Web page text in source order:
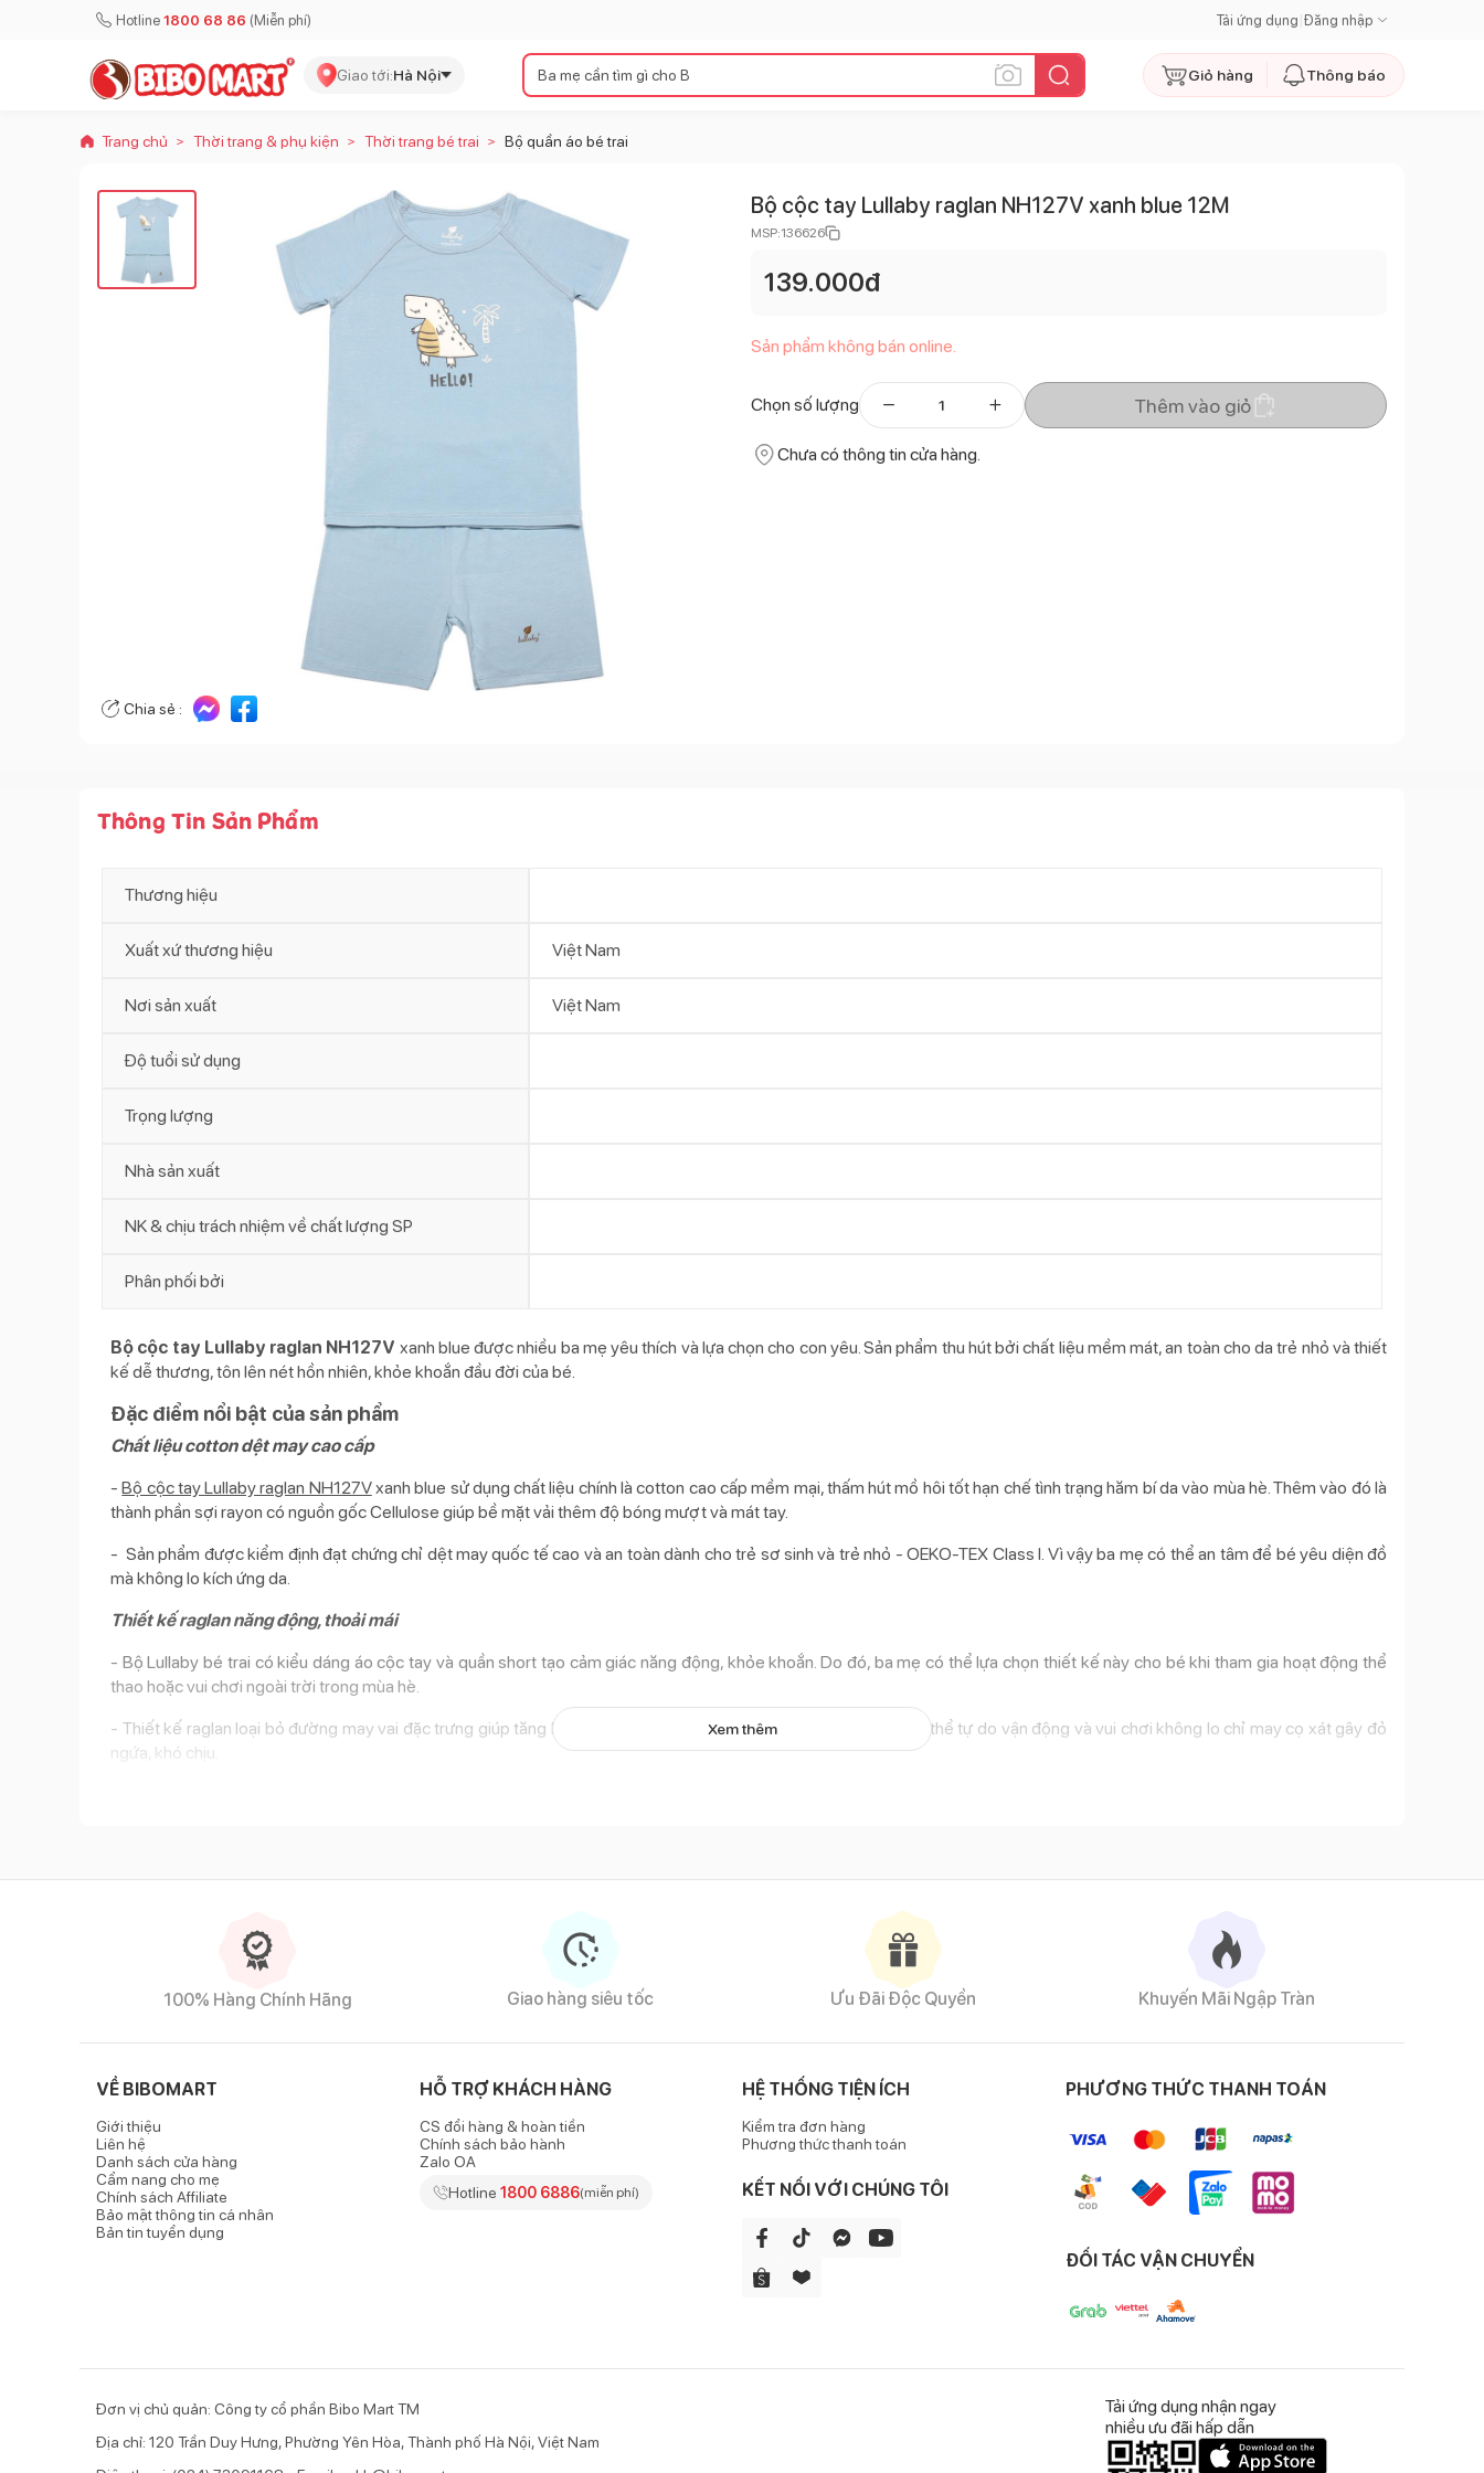
Hotline 1800 68 86 (Miễn phí) Tải ứng dụng Đăng nhập
Giao tới:Hà Nội Giỏ hàng Thông báo
Trang chủ > Thời trang & phụ kiện > Thời trang bé trai > Bộ quần áo bé trai
Chia sẻ :
Bộ cộc tay Lullaby raglan NH127V xanh blue 12M
MSP:136626
139.000đ
Sản phẩm không bán online.
Chọn số lượng Thêm vào giỏ
Chưa có thông tin cửa hàng.
Thông Tin Sản Phẩm
Thương hiệu
Xuất xứ thương hiệu Việt Nam
Nơi sản xuất Việt Nam
Độ tuổi sử dụng
Trọng lượng
Nhà sản xuất
NK & chịu trách nhiệm về chất lượng SP
Phân phối bởi
Bộ cộc tay Lullaby raglan NH127V xanh blue được nhiều ba mẹ yêu thích và lựa chọn cho con yêu. Sản phẩm thu hút bởi chất liệu mềm mát, an toàn cho da trẻ nhỏ và thiết
kế dễ thương, tôn lên nét hồn nhiên, khỏe khoắn đầu đời của bé.
Đặc điểm nổi bật của sản phẩm
Chất liệu cotton dệt may cao cấp
-Bộ cộc tay Lullaby raglan NH127Vxanh blue sử dụng chất liệu chính là cotton cao cấp mềm mại, thấm hút mồ hôi tốt hạn chế tình trạng hăm bí da vào mùa hè. Thêm vào đó là
thành phần sợi rayon có nguồn gốc Cellulose giúp bề mặt vải thêm độ bóng mượt và mát tay.
- Sản phẩm được kiểm định đạt chứng chỉ dệt may quốc tế cao và an toàn dành cho trẻ sơ sinh và trẻ nhỏ - OEKO-TEX Class I. Vì vậy ba mẹ có thể an tâm để bé yêu diện đồ
mà không lo kích ứng da.
Thiết kế raglan năng động, thoải mái
- Bộ Lullaby bé trai có kiểu dáng áo cộc tay và quần short tạo cảm giác năng động, khỏe khoắn. Do đó, ba mẹ có thể lựa chọn thiết kế này cho bé khi tham gia hoạt động thể
thao hoặc vui chơi ngoài trời trong mùa hè.
- Thiết kế raglan loại bỏ đường may vai đặc trưng giúp tăng không gian hoạt động cho cánh tay. Nhờ vậy, bé có thể tự do vận động và vui chơi không lo chỉ may cọ xát gây đỏ
ngứa, khó chịu.
- Điểm nhấn của bộ trang phục nằm ở họa tiết trang
Xem thêm
100% Hàng Chính Hãng Giao hàng siêu tốc Ưu Đãi Độc Quyền Khuyến Mãi Ngập Tràn
VỀ BIBOMART
Giới thiệu
Liên hệ
Danh sách cửa hàng
Cẩm nang cho mẹ
Chính sách Affiliate
Bảo mật thông tin cá nhân
Bản tin tuyển dụng
HỖ TRỢ KHÁCH HÀNG
CS đổi hàng & hoàn tiền
Chính sách bảo hành
Zalo OA
Hotline 1800 6886(miễn phí)
HỆ THỐNG TIỆN ÍCH
Kiểm tra đơn hàng
Phương thức thanh toán
KẾT NỐI VỚI CHÚNG TÔI
PHƯƠNG THỨC THANH TOÁN
ĐỐI TÁC VẬN CHUYỂN
Đơn vị chủ quản: Công ty cổ phần Bibo Mart TM
Địa chỉ: 120 Trần Duy Hưng, Phường Yên Hòa, Thành phố Hà Nội, Việt Nam
Tải ứng dụng nhận ngay
nhiều ưu đãi hấp dẫn